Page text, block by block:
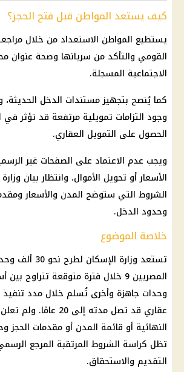
كيف يستعد المواطن قبل فتح الحجز؟
يستطيع المواطن الاستعداد من خلال
القومي والتأكد من سريانها وصحة عنوان
الاجتماعية المسجلة.
كما يُنصح بتجهيز مستندات الدخل الحديثة،
وجود التزامات تمويلية مرتفعة قد تؤثر
الحصول على التمويل العقاري.
ويجب عدم الاعتماد على الصفحات غير
الأسعار أو تحويل الأموال، وانتظار بيان
الشروط التي ستوضح المدن والأسعار
وحدود الدخل.
خلاصة الموضوع
تستعد وزارة الإسكان لطرح نحو 30 ألف وحدة ضمن
المصريين 9
خلال فترة متوقعة تتراوح بين
وحدات جاهزة وأخرى تُسلم خلال مدد
عقاري قد تصل مدته إلى
النهائية أو قائمة المدن أو مقدمات الحجز
تظل كراسة الشروط المرتقبة المرجع
التقديم والاستحقاق.